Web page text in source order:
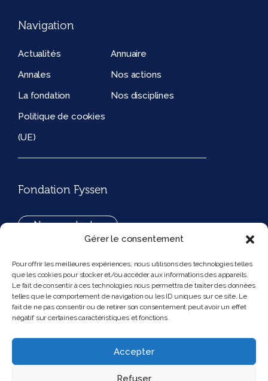
Gérer le consentement
Pour offrir les meilleures expériences, nous utilisons des technologies telles
que les cookies pour stocker et/ou accéder aux informations des appareils.
Le fait de consentir à ces technologies nous permettra de traiter des données
telles que le comportement de navigation ou les ID uniques sur ce site. Le
fait de ne pas consentir ou de retirer son consentement peut avoir un effet
négatif sur certaines caractéristiques et fonctions.
Accepter
Refuser
Navigation
Actualités
Annuaire
Annales
Nos actions
La fondation
Nos disciplines
Politique de cookies
(UE)
Fondation Fyssen
Nous contacter
194, rue de Rivoli 75001 Paris France
Nous suivre